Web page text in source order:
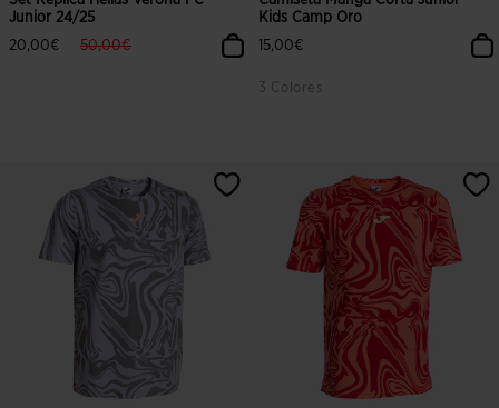
Junior 24/25
20,00€
label.price.reduced.from
50,00€label.price.to
Kids Camp Oro
15,00€
3 Colores